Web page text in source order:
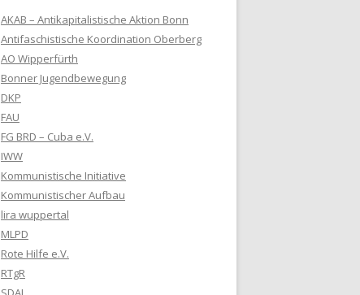
AKAB – Antikapitalistische Aktion Bonn
Antifaschistische Koordination Oberberg
AO Wipperfürth
Bonner Jugendbewegung
DKP
FAU
FG BRD – Cuba e.V.
IWW
Kommunistische Initiative
Kommunistischer Aufbau
lira wuppertal
MLPD
Rote Hilfe e.V.
RTgR